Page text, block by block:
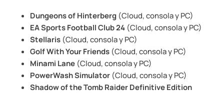
Dungeons of Hinterberg (Cloud, consola y PC)
EA Sports Football Club 24 (Cloud, consola y PC)
Stellaris (Cloud, consola y PC)
Golf With Your Friends (Cloud, consola y PC)
Minami Lane (Cloud, consola y PC)
PowerWash Simulator (Cloud, consola y PC)
Shadow of the Tomb Raider Definitive Edition